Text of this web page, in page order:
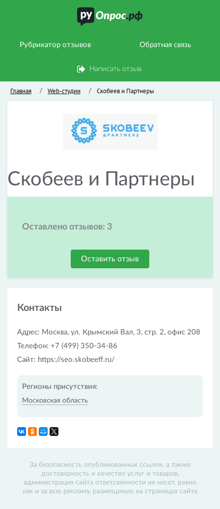
Рубрикатор отзывов Обратная связь
Написать отзыв
Главная / Web-студии / Скобеев и Партнеры
Скобеев и Партнеры
Оставлено отзывов: 3
Оставить отзыв
Контакты
Адрес: Москва, ул. Крымский Вал, 3, стр. 2, офис 208
Телефон: +7 (499) 350-34-86
Сайт: https://seo.skobeeff.ru/
Регионы присутствия:
Московская область
За безопасность опубликованных ссылок, а также
достоверность и качество услуг и товаров,
администрация сайта ответсвенности не несет, равно
как и за всю рекламу, размещеную на страницах сайта